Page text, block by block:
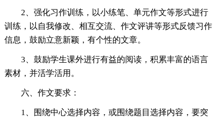
2、强化习作训练，以小练笔、单元作文等形式进行
训练，以自我修改、相互交流、作文评讲等形式反馈习作
信息，鼓励立意新颖，有个性的文章。
3、鼓励学生课外进行有益的阅读，积累丰富的语言
素材，并活学活用。
六、作文要求：
1、围绕中心选择内容，或围绕题目选择内容，要突